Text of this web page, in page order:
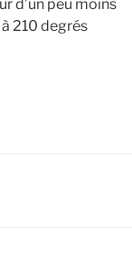
d’un peu moins
210 degrés